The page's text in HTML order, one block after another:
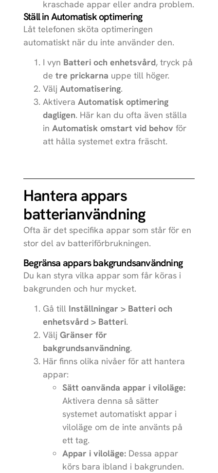
kraschade appar eller andra problem.
Ställ in Automatisk optimering
Låt telefonen sköta optimeringen
automatiskt när du inte använder den.
I vyn Batteri och enhetsvård, tryck på
de tre prickarna uppe till höger.
Välj Automatisering.
Aktivera Automatisk optimering
dagligen. Här kan du ofta även ställa
in Automatisk omstart vid behov för
att hålla systemet extra fräscht.
Hantera appars
batterianvändning
Ofta är det specifika appar som står för en
stor del av batteriförbrukningen.
Begränsa appars bakgrundsanvändning
Du kan styra vilka appar som får köras i
bakgrunden och hur mycket.
Gå till Inställningar > Batteri och
enhetsvård > Batteri.
Välj Gränser för
bakgrundsanvändning.
Här finns olika nivåer för att hantera
appar:
Sätt oanvända appar i viloläge:
Aktivera denna så sätter
systemet automatiskt appar i
viloläge om de inte använts på
ett tag.
Appar i viloläge: Dessa appar
körs bara ibland i bakgrunden.